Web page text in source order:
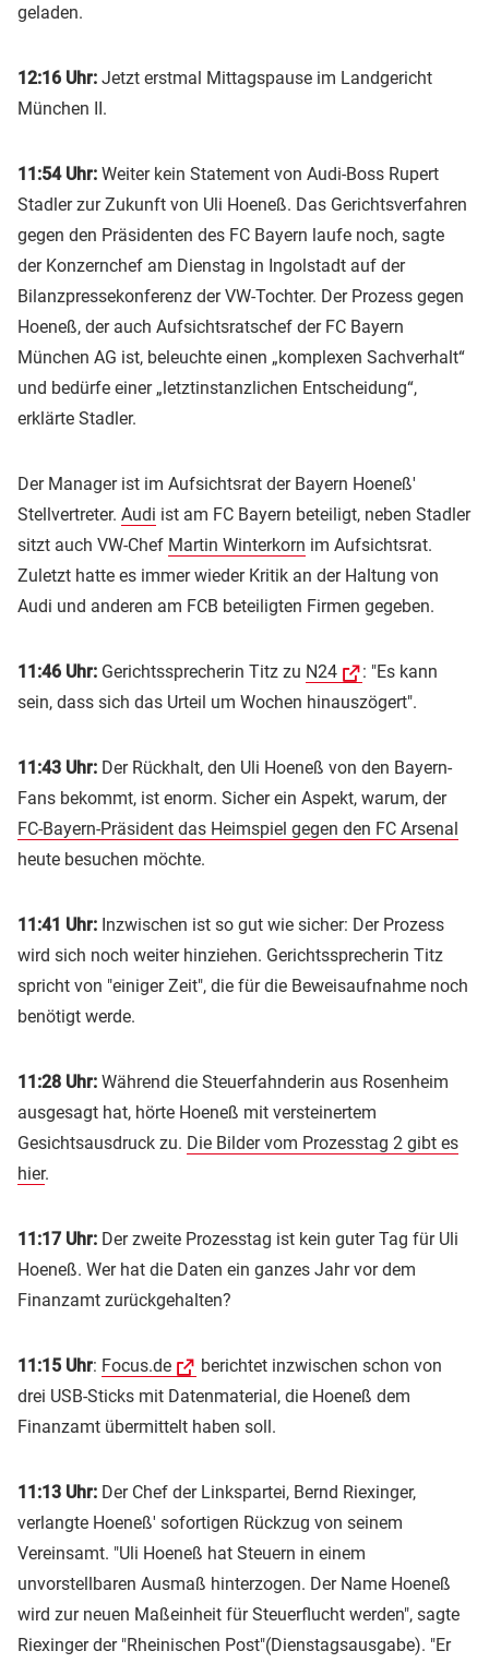
geladen.
12:16 Uhr: Jetzt erstmal Mittagspause im Landgericht
München II.
11:54 Uhr: Weiter kein Statement von Audi-Boss Rupert
Stadler zur Zukunft von Uli Hoeneß. Das Gerichtsverfahren
gegen den Präsidenten des FC Bayern laufe noch, sagte
der Konzernchef am Dienstag in Ingolstadt auf der
Bilanzpressekonferenz der VW-Tochter. Der Prozess gegen
Hoeneß, der auch Aufsichtsratschef der FC Bayern
München AG ist, beleuchte einen „komplexen Sachverhalt“
und bedürfe einer „letztinstanzlichen Entscheidung“,
erklärte Stadler.
Der Manager ist im Aufsichtsrat der Bayern Hoeneß'
Stellvertreter. Audi ist am FC Bayern beteiligt, neben Stadler
sitzt auch VW-Chef Martin Winterkorn im Aufsichtsrat.
Zuletzt hatte es immer wieder Kritik an der Haltung von
Audi und anderen am FCB beteiligten Firmen gegeben.
11:46 Uhr: Gerichtssprecherin Titz zu N24
: "Es kann
sein, dass sich das Urteil um Wochen hinauszögert".
11:43 Uhr: Der Rückhalt, den Uli Hoeneß von den Bayern-
Fans bekommt, ist enorm. Sicher ein Aspekt, warum, der
FC-Bayern-Präsident das Heimspiel gegen den FC Arsenal
heute besuchen möchte.
11:41 Uhr: Inzwischen ist so gut wie sicher: Der Prozess
wird sich noch weiter hinziehen. Gerichtssprecherin Titz
spricht von "einiger Zeit", die für die Beweisaufnahme noch
benötigt werde.
11:28 Uhr: Während die Steuerfahnderin aus Rosenheim
ausgesagt hat, hörte Hoeneß mit versteinertem
Gesichtsausdruck zu. Die Bilder vom Prozesstag 2 gibt es
hier.
11:17 Uhr: Der zweite Prozesstag ist kein guter Tag für Uli
Hoeneß. Wer hat die Daten ein ganzes Jahr vor dem
Finanzamt zurückgehalten?
11:15 Uhr: Focus.de
berichtet inzwischen schon von
drei USB-Sticks mit Datenmaterial, die Hoeneß dem
Finanzamt übermittelt haben soll.
11:13 Uhr: Der Chef der Linkspartei, Bernd Riexinger,
verlangte Hoeneß' sofortigen Rückzug von seinem
Vereinsamt. "Uli Hoeneß hat Steuern in einem
unvorstellbaren Ausmaß hinterzogen. Der Name Hoeneß
wird zur neuen Maßeinheit für Steuerflucht werden", sagte
Riexinger der "Rheinischen Post"(Dienstagsausgabe). "Er